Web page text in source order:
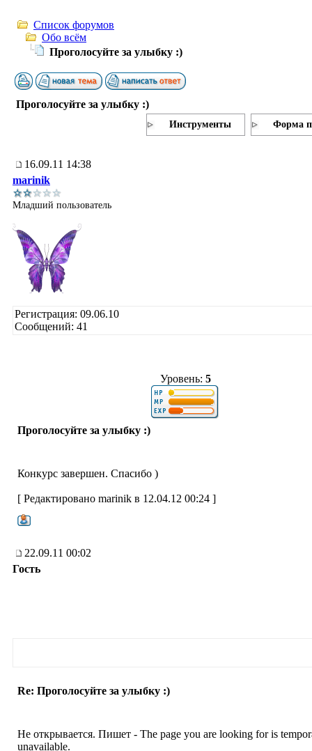
Список форумов
Обо всём
Проголосуйте за улыбку :)
Проголосуйте за улыбку :)
Инструменты Форма
16.09.11 14:38
marinik
Младший пользователь
Регистрация: 09.06.10
Сообщений: 41
Уровень: 5
Проголосуйте за улыбку :)
Конкурс завершен. Спасибо )
[ Редактировано marinik в 12.04.12 00:24 ]
22.09.11 00:02
Гость
Re: Проголосуйте за улыбку :)
Не открывается. Пишет - The page you are looking for is
unavailable.